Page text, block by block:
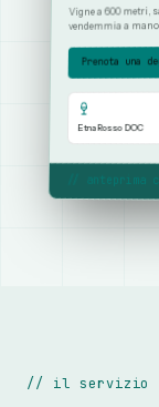
Vigne a 600 metri,
vendemmia a
Prenota una
Etna Rosso DOC
anteprima
// il servizio